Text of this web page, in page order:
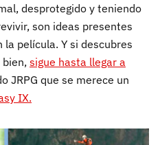
desprotegido y teniendo
son ideas presentes
película. Y si descubres
sigue hasta llegar a
JRPG que se merece un
IX.